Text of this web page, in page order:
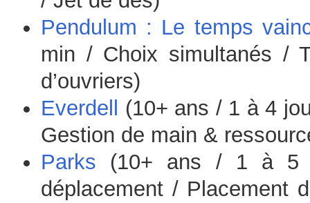
Pendulum : Le temps
min / Choix simultanés /
d’ouvriers)
Everdell
(10+ ans / 1 à 4
Gestion de main &
Parks (10+ ans / 1 à 5
déplacement / Placement